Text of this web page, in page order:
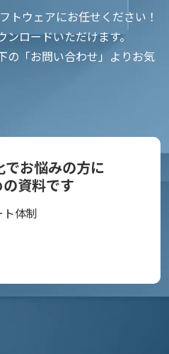
トウェアにお任せください！
ロードいただけます。
の「お問い合わせ」よりお気
でお悩みの方に
資料です
体制